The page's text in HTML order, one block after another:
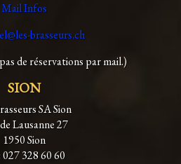
Mail Infos
brasseurs.ch
de réservations par mail.)
SION
SA Sion
Lausanne 27
1950 Sion
027 328 60 60